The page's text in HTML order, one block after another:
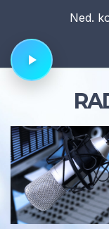
content
Ned.